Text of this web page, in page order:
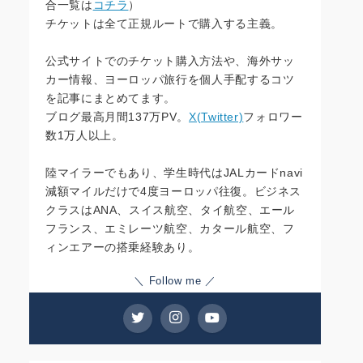
合一覧は コチラ ）
チケットは全て正規ルートで購入する主義。
公式サイトでのチケット購入方法や、海外サッ
カー情報、ヨーロッパ旅行を個人手配するコツ
を記事にまとめてます。
ブログ最高月間137万PV。 X(Twitter)フォロワー
数1万人以上。
陸マイラーでもあり、学生時代はJALカードnavi
減額マイルだけで4度ヨーロッパ往復。ビジネス
クラスはANA、スイス航空、タイ航空、エール
フランス、エミレーツ航空、カタール航空、フ
ィンエアーの搭乗経験あり。
＼ Follow me ／